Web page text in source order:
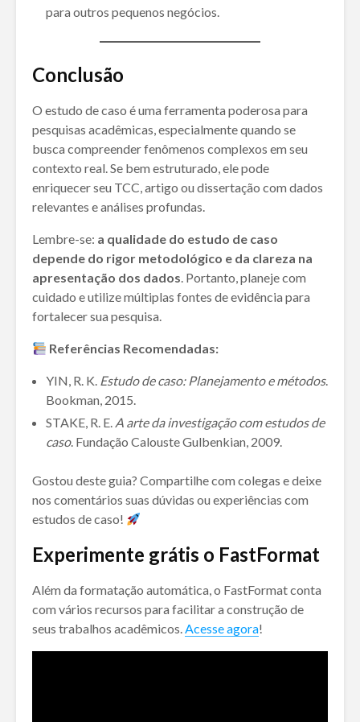
para outros pequenos negócios.
Conclusão
O estudo de caso é uma ferramenta poderosa para
pesquisas acadêmicas, especialmente quando se
busca compreender fenômenos complexos em seu
contexto real. Se bem estruturado, ele pode
enriquecer seu TCC, artigo ou dissertação com dados
relevantes e análises profundas.
Lembre-se: a qualidade do estudo de caso
depende do rigor metodológico e da clareza na
apresentação dos dados. Portanto, planeje com
cuidado e utilize múltiplas fontes de evidência para
fortalecer sua pesquisa.
Referências Recomendadas:
YIN, R. K. Estudo de caso: Planejamento e métodos.
Bookman, 2015.
STAKE, R. E. A arte da investigação com estudos de
caso. Fundação Calouste Gulbenkian, 2009.
Gostou deste guia? Compartilhe com colegas e deixe
nos comentários suas dúvidas ou experiências com
estudos de caso!
Experimente grátis o FastFormat
Além da formatação automática, o FastFormat conta
com vários recursos para facilitar a construção de
seus trabalhos acadêmicos.Acesse agora!